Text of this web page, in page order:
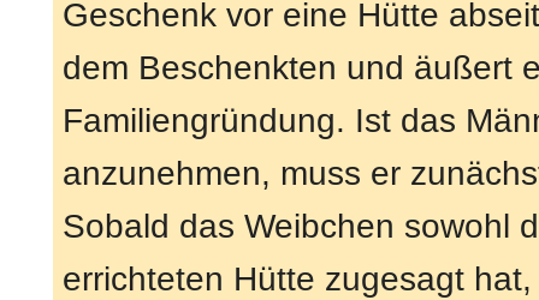
Geschenk vor eine Hütte
dem Beschenkten und äußert
Familiengründung. Ist das
anzunehmen, muss er
Sobald das Weibchen sowohl
errichteten Hütte zugesagt